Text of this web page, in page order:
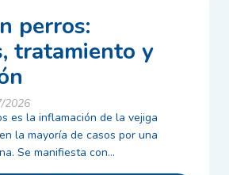
perros:
tratamiento y
2026
es la inflamación de la vejiga
la mayoría de casos por una
Se manifiesta con...